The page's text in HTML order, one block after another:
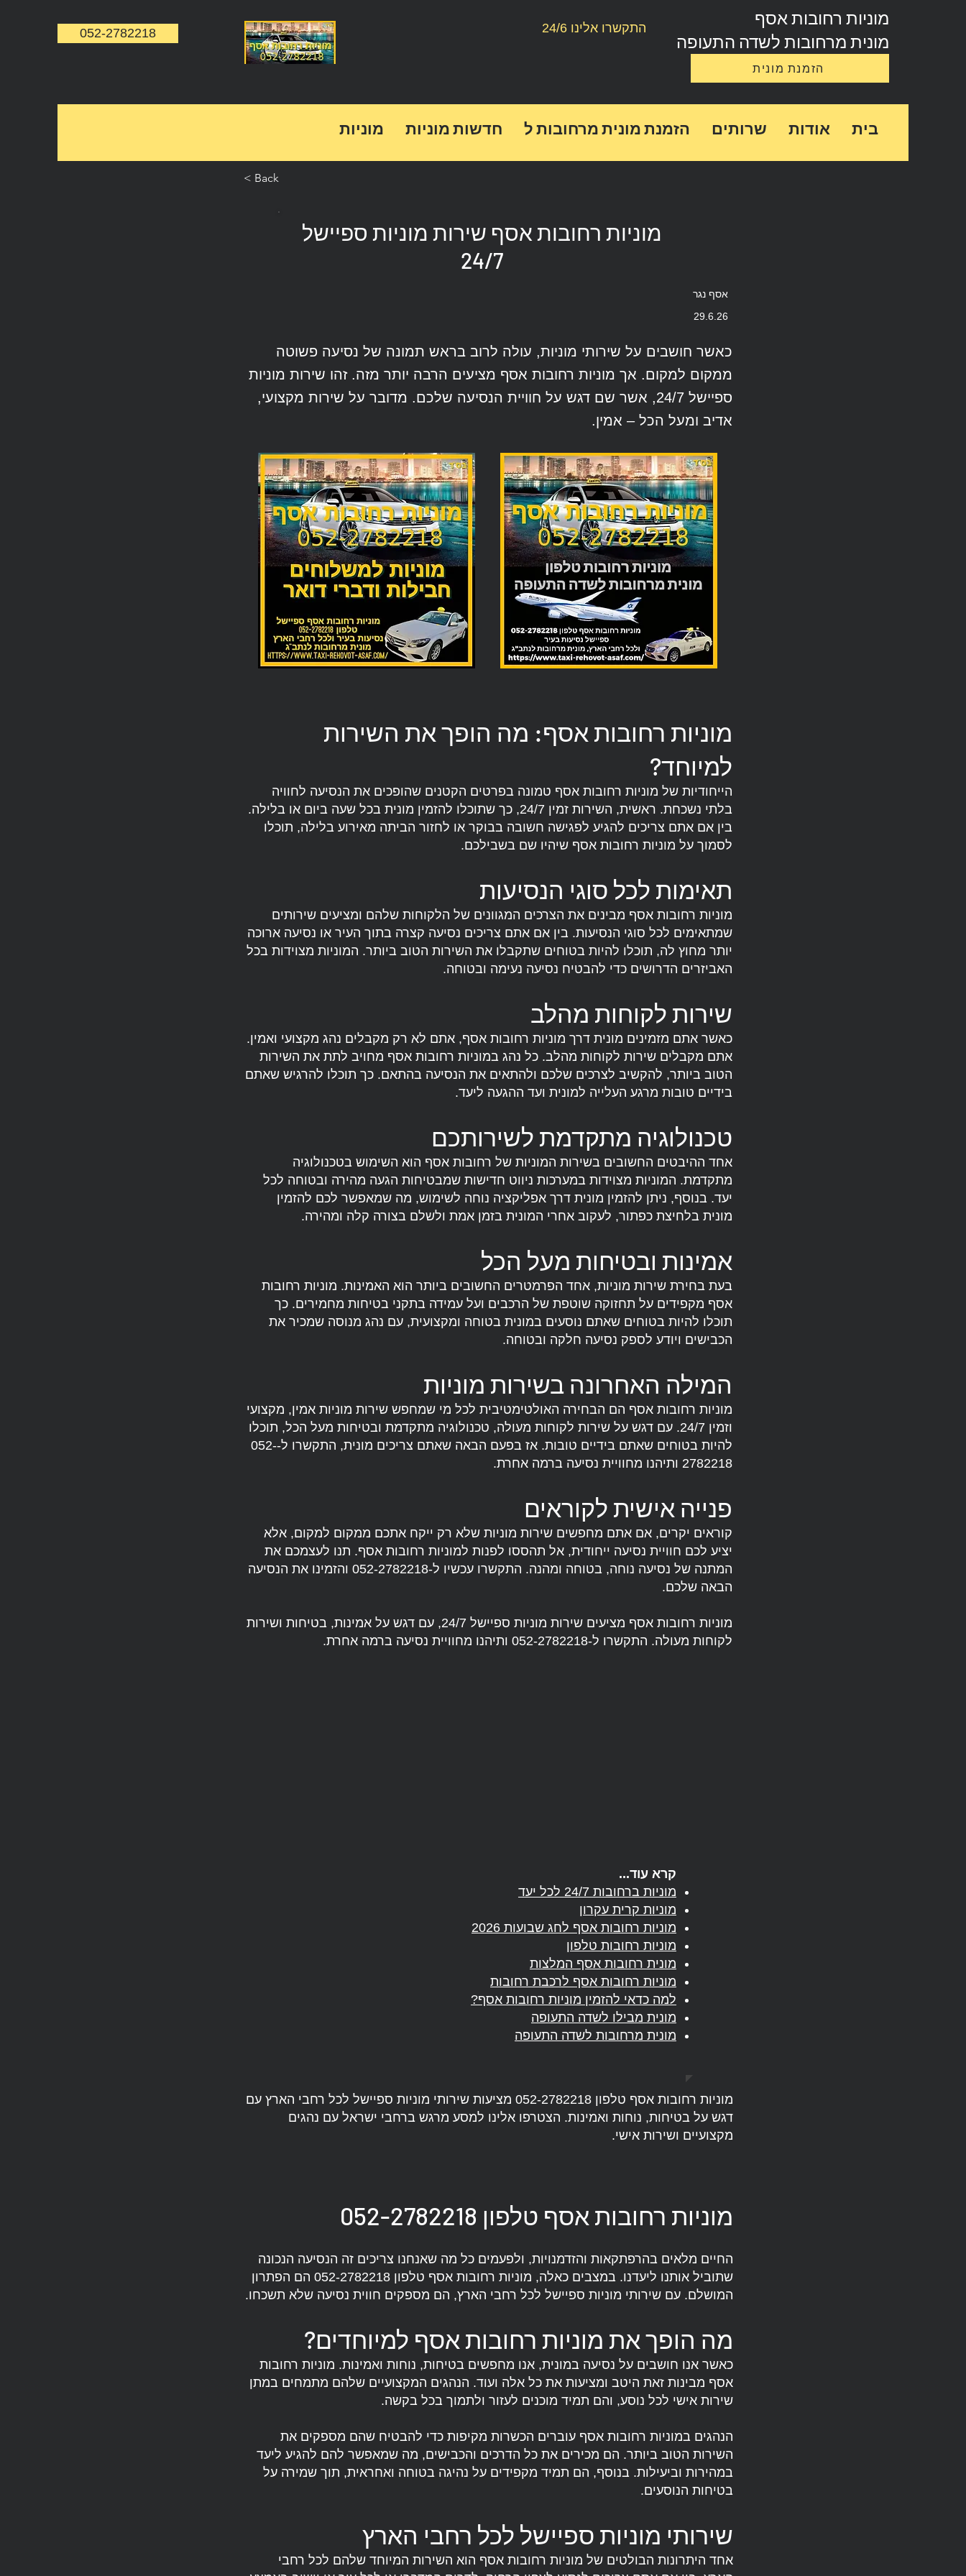
052-2782218 התקשרו אלינו 24/6
מוניות רחובות אסף
מונית מרחובות לשדה התעופה
הזמנת מונית
מוניות חדשות מוניות הזמנת מונית מרחובות ל שרותים אודות בית
< Back
מוניות רחובות אסף שירות מוניות ספיישל
24/7
אסף נגר
29.6.26
כאשר חושבים על שירותי מוניות, עולה לרוב בראש תמונה של נסיעה פשוטה
ממקום למקום. אך מוניות רחובות אסף מציעים הרבה יותר מזה. זהו שירות מוניות
ספיישל 24/7, אשר שם דגש על חוויית הנסיעה שלכם. מדובר על שירות מקצועי,
אדיב ומעל הכל – אמין.
מוניות רחובות אסף: מה הופך את השירות
למיוחד?
הייחודיות של מוניות רחובות אסף טמונה בפרטים הקטנים שהופכים את הנסיעה לחוויה
בלתי נשכחת. ראשית, השירות זמין 24/7, כך שתוכלו להזמין מונית בכל שעה ביום או בלילה.
בין אם אתם צריכים להגיע לפגישה חשובה בבוקר או לחזור הביתה מאירוע בלילה, תוכלו
לסמוך על מוניות רחובות אסף שיהיו שם בשבילכם.
תאימות לכל סוגי הנסיעות
מוניות רחובות אסף מבינים את הצרכים המגוונים של הלקוחות שלהם ומציעים שירותים
שמתאימים לכל סוגי הנסיעות. בין אם אתם צריכים נסיעה קצרה בתוך העיר או נסיעה ארוכה
יותר מחוץ לה, תוכלו להיות בטוחים שתקבלו את השירות הטוב ביותר. המוניות מצוידות בכל
האביזרים הדרושים כדי להבטיח נסיעה נעימה ובטוחה.
שירות לקוחות מהלב
כאשר אתם מזמינים מונית דרך מוניות רחובות אסף, אתם לא רק מקבלים נהג מקצועי ואמין.
אתם מקבלים שירות לקוחות מהלב. כל נהג במוניות רחובות אסף מחויב לתת את השירות
הטוב ביותר, להקשיב לצרכים שלכם ולהתאים את הנסיעה בהתאם. כך תוכלו להרגיש שאתם
בידיים טובות מרגע העלייה למונית ועד ההגעה ליעד.
טכנולוגיה מתקדמת לשירותכם
אחד ההיבטים החשובים בשירות המוניות של רחובות אסף הוא השימוש בטכנולוגיה
מתקדמת. המוניות מצוידות במערכות ניווט חדישות שמבטיחות הגעה מהירה ובטוחה לכל
יעד. בנוסף, ניתן להזמין מונית דרך אפליקציה נוחה לשימוש, מה שמאפשר לכם להזמין
מונית בלחיצת כפתור, לעקוב אחרי המונית בזמן אמת ולשלם בצורה קלה ומהירה.
אמינות ובטיחות מעל הכל
בעת בחירת שירות מוניות, אחד הפרמטרים החשובים ביותר הוא האמינות. מוניות רחובות
אסף מקפידים על תחזוקה שוטפת של הרכבים ועל עמידה בתקני בטיחות מחמירים. כך
תוכלו להיות בטוחים שאתם נוסעים במונית בטוחה ומקצועית, עם נהג מנוסה שמכיר את
הכבישים ויודע לספק נסיעה חלקה ובטוחה.
המילה האחרונה בשירות מוניות
מוניות רחובות אסף הם הבחירה האולטימטיבית לכל מי שמחפש שירות מוניות אמין, מקצועי
וזמין 24/7. עם דגש על שירות לקוחות מעולה, טכנולוגיה מתקדמת ובטיחות מעל הכל, תוכלו
להיות בטוחים שאתם בידיים טובות. אז בפעם הבאה שאתם צריכים מונית, התקשרו ל-052-
2782218 ותיהנו מחוויית נסיעה ברמה אחרת.
פנייה אישית לקוראים
קוראים יקרים, אם אתם מחפשים שירות מוניות שלא רק ייקח אתכם ממקום למקום, אלא
יציע לכם חוויית נסיעה ייחודית, אל תהססו לפנות למוניות רחובות אסף. תנו לעצמכם את
המתנה של נסיעה נוחה, בטוחה ומהנה. התקשרו עכשיו ל-052-2782218 והזמינו את הנסיעה
הבאה שלכם.
מוניות רחובות אסף מציעים שירות מוניות ספיישל 24/7, עם דגש על אמינות, בטיחות ושירות
לקוחות מעולה. התקשרו ל-052-2782218 ותיהנו מחוויית נסיעה ברמה אחרת.
קרא עוד...
מוניות ברחובות 24/7 לכל יעד
מוניות קרית עקרון
מוניות רחובות אסף לחג שבועות 2026
מוניות רחובות טלפון
מונית רחובות אסף המלצות
מוניות רחובות אסף לרכבת רחובות
למה כדאי להזמין מוניות רחובות אסף?
מונית מבילו לשדה התעופה
מונית מרחובות לשדה התעופה
מוניות רחובות אסף טלפון 052-2782218 מציעות שירותי מוניות ספיישל לכל רחבי הארץ עם
דגש על בטיחות, נוחות ואמינות. הצטרפו אלינו למסע מרגש ברחבי ישראל עם נהגים
מקצועיים ושירות אישי.
מוניות רחובות אסף טלפון 052-2782218
החיים מלאים בהרפתקאות והזדמנויות, ולפעמים כל מה שאנחנו צריכים זה הנסיעה הנכונה
שתוביל אותנו ליעדנו. במצבים כאלה, מוניות רחובות אסף טלפון 052-2782218 הם הפתרון
המושלם. עם שירותי מוניות ספיישל לכל רחבי הארץ, הם מספקים חווית נסיעה שלא תשכחו.
מה הופך את מוניות רחובות אסף למיוחדים?
כאשר אנו חושבים על נסיעה במונית, אנו מחפשים בטיחות, נוחות ואמינות. מוניות רחובות
אסף מבינות זאת היטב ומציעות את כל אלה ועוד. הנהגים המקצועיים שלהם מתמחים במתן
שירות אישי לכל נוסע, והם תמיד מוכנים לעזור ולתמוך בכל בקשה.
הנהגים במוניות רחובות אסף עוברים הכשרות מקיפות כדי להבטיח שהם מספקים את
השירות הטוב ביותר. הם מכירים את כל הדרכים והכבישים, מה שמאפשר להם להגיע ליעד
במהירות וביעילות. בנוסף, הם תמיד מקפידים על נהיגה בטוחה ואחראית, תוך שמירה על
בטיחות הנוסעים.
שירותי מוניות ספיישל לכל רחבי הארץ
אחד היתרונות הבולטים של מוניות רחובות אסף הוא השירות המיוחד שלהם לכל רחבי